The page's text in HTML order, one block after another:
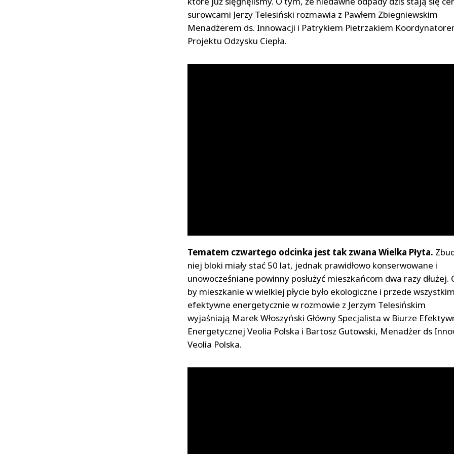
surowcami Jerzy Telesiński rozmawia z Pawłem Zbiegniewskim
Menadżerem ds. Innowacji i Patrykiem Pietrzakiem
Projektu Odzysku Ciepła.
Tematem czwartego odcinka jest tak zwana Wielka Płyta.
niej bloki miały stać 50 lat, jednak prawidłowo konserwowane i
unowocześniane powinny posłużyć mieszkańcom dwa razy dłużej.
by mieszkanie w wielkiej płycie było ekologiczne i przede wszystkim
efektywne energetycznie w rozmowie z Jerzym Telesińskim
wyjaśniają Marek Włoszyński Główny Specjalista w Biurze
Energetycznej Veolia Polska i Bartosz Gutowski, Menadżer ds
Veolia Polska.